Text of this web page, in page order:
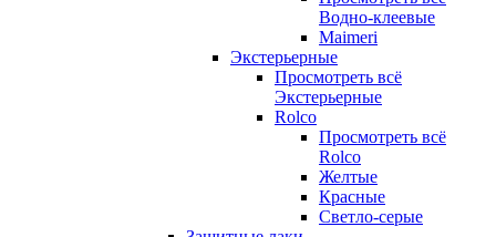
Водно-клеевые
Maimeri
Экстерьерные
Просмотреть всё
Экстерьерные
Rolco
Просмотреть всё
Rolco
Желтые
Красные
Светло-серые